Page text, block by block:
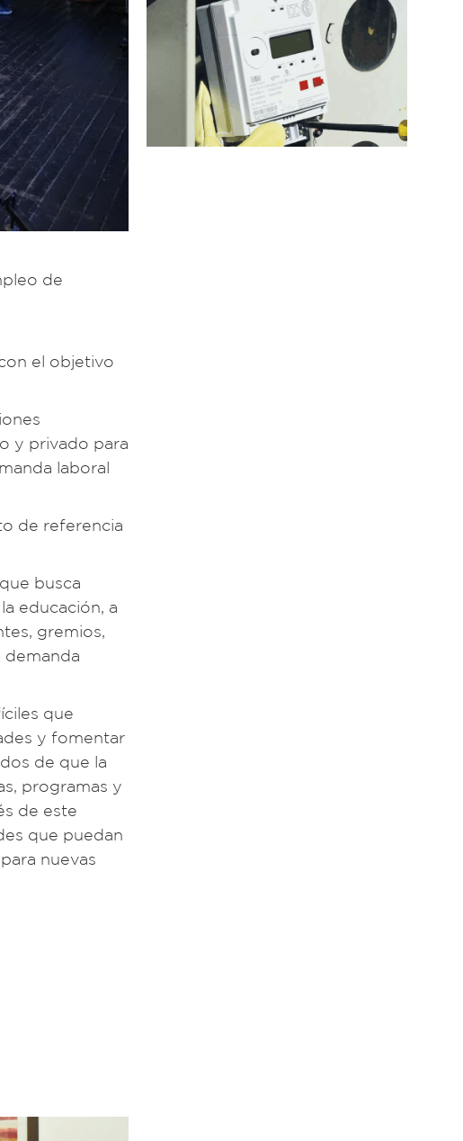
de
el objetivo
y privado para
laboral
de referencia
busca
educación, a
gremios,
que
y fomentar
de que la
programas y
de este
que puedan
nuevas